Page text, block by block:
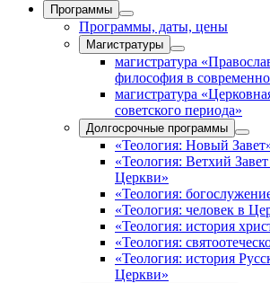
Программы
Программы, даты, цены
Магистратуры
магистратура
философия в
магистратура
советского периода»
Долгосрочные программы
«Теология: Новый
«Теология: Ветхий
Церкви»
«Теология:
«Теология: человек в
«Теология: история
«Теология:
«Теология: история
Церкви»